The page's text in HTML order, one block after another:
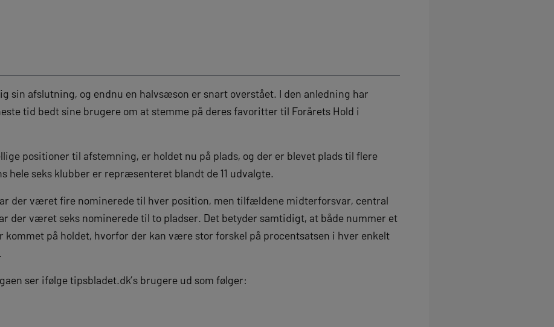
sin afslutning, og endnu en halvsæson er snart overstået. I den anledning har
tid bedt sine brugere om at stemme på deres favoritter til Forårets Hold i
positioner til afstemning, er holdet nu på plads, og der er blevet plads til flere
hele seks klubber er repræsenteret blandt de 11 udvalgte.
der været fire nominerede til hver position, men tilfældene midterforsvar, central
der været seks nominerede til to pladser. Det betyder samtidigt, at både nummer et
kommet på holdet, hvorfor der kan være stor forskel på procentsatsen i hver enkelt
ser ifølge tipsbladet.dk’s brugere ud som følger: